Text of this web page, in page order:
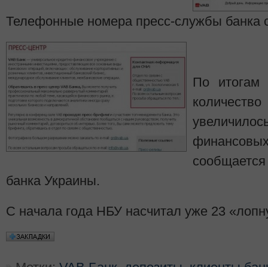
Телефонные номера пресс-службы банка
По итогам
банка Украины.
С начала года НБУ насчитал уже 23